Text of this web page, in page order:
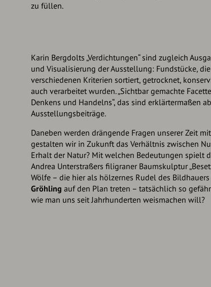
zu füllen.
Karin Bergdolts „Verdichtungen“ sind zugleich
und Visualisierung der Ausstellung: Fundstücke,
verschiedenen Kriterien sortiert, getrocknet,
auch verarbeitet wurden. „Sichtbar gemachte
Denkens und Handelns“, das sind erklärtermaßen
Ausstellungsbeiträge.
Daneben werden drängende Fragen unserer Zeit
gestalten wir in Zukunft das Verhältnis zwischen
Erhalt der Natur? Mit welchen Bedeutungen spielt
Andrea Unterstraßers filigraner Baumskulptur
Wölfe – die hier als hölzernes Rudel des Bildhauers
Gröhling auf den Plan treten – tatsächlich so
wie man uns seit Jahrhunderten weismachen will?